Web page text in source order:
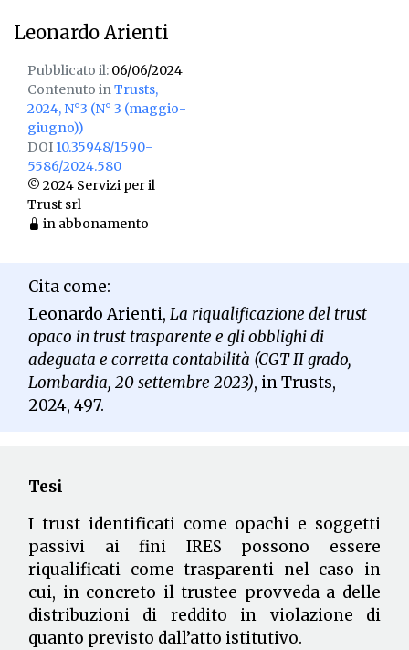
Leonardo Arienti
Pubblicato il: 06/06/2024
Contenuto inTrusts,
2024, N°3 (N° 3 (maggio-
giugno))
DOI 10.35948/1590-
5586/2024.580
© 2024 Servizi per il
Trust srl
in abbonamento
Cita come:
Leonardo Arienti, La riqualificazione del trust
opaco in trust trasparente e gli obblighi di
adeguata e corretta contabilità (CGT II grado,
Lombardia, 20 settembre 2023), in Trusts,
2024, 497.
Tesi
I trust identificati come opachi e soggetti
passivi ai fini IRES possono essere
riqualificati come trasparenti nel caso in
cui, in concreto il trustee provveda a delle
distribuzioni di reddito in violazione di
quanto previsto dall’atto istitutivo.